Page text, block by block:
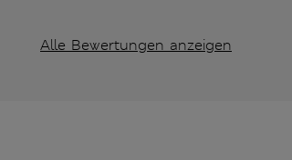
Alle Bewertungen anzeigen